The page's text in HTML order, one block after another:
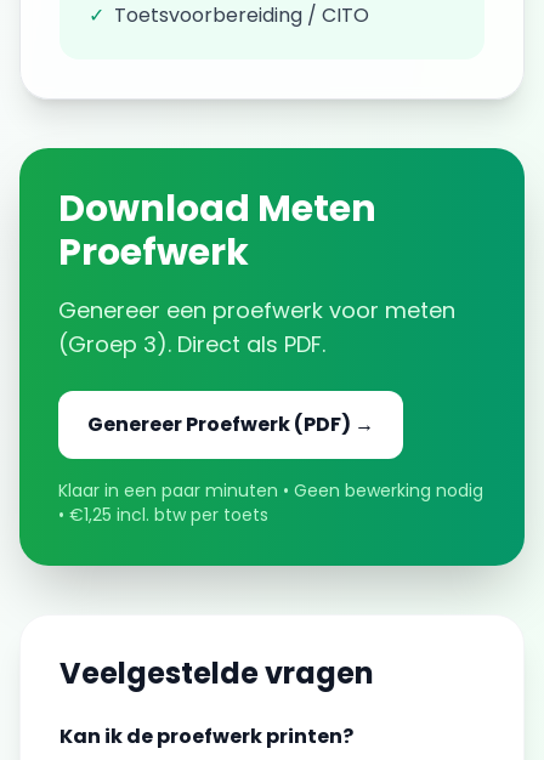
✓ Toetsvoorbereiding / CITO
Download Meten
Proefwerk
Genereer een proefwerk voor meten
(Groep 3). Direct als PDF.
GenereerProefwerk(PDF) →
Klaar in een paar minuten • Geen bewerking nodig
• €1,25 incl. btw per toets
Veelgestelde vragen
Kan ik deproefwerkprinten?